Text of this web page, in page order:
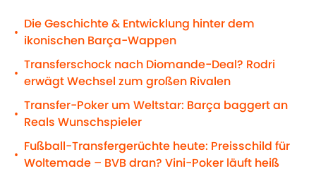
•
Die Geschichte & Entwicklung hinter dem
ikonischen Barça-Wappen
•
Transferschock nach Diomande-Deal? Rodri
erwägt Wechsel zum großen Rivalen
•
Transfer-Poker um Weltstar: Barça baggert an
Reals Wunschspieler
•
Fußball-Transfergerüchte heute: Preisschild für
Woltemade – BVB dran? Vini-Poker läuft heiß